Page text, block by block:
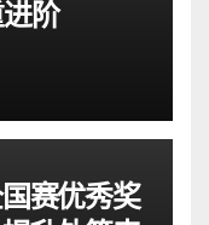
阶
赛优秀奖